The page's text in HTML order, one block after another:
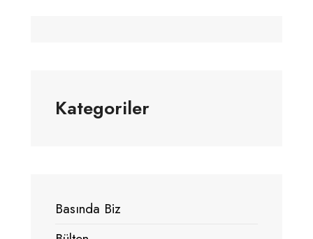
Kategoriler
Basında Biz